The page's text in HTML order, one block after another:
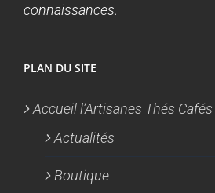
connaissances.
PLAN DU SITE
Accueil l’Artisanes Thés Cafés
Actualités
Boutique